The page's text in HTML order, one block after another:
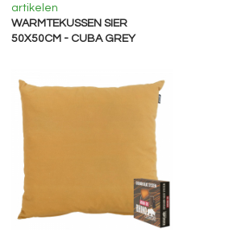
artikelen
WARMTEKUSSEN SIER
50X50CM - CUBA GREY